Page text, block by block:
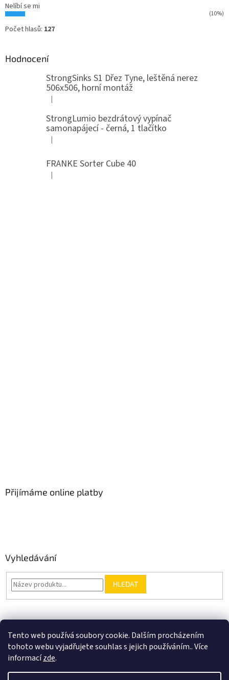
Tento web používá soubory cookie. Dalším procházením
tohoto webu vyjadřujete souhlas s jejich používáním.. Více
informacízde.
Nelíbí se mi
(10%)
Počet hlasů: 127
Hodnocení
StrongSinks S1 Dřez Tyne, leštěná nerez
506x506, horní montáž
Hodnocení produktu je 5 z 5 hvězdiček.
|
StrongLumio bezdrátový vypínač
samonapájecí - černá, 1 tlačítko
Hodnocení produktu je 4 z 5 hvězdiček.
|
FRANKE Sorter Cube 40
Hodnocení produktu je 3 z 5 hvězdiček.
|
Přijímáme online platby
Vyhledávání
HLEDAT
0KS /0 KČ